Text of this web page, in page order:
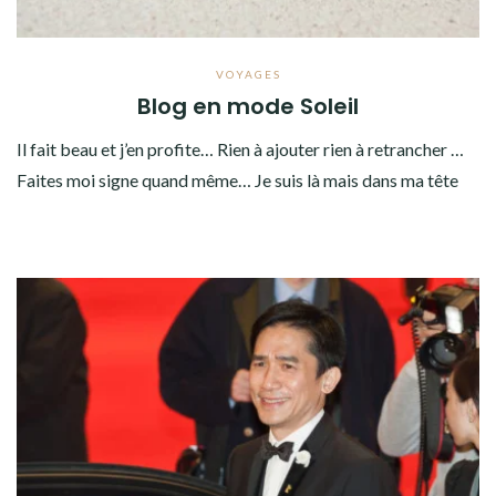
VOYAGES
Blog en mode Soleil
Il fait beau et j’en profite… Rien à ajouter rien à retrancher …
Faites moi signe quand même… Je suis là mais dans ma tête